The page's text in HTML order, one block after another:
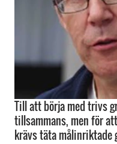
Till att börja med trivs
tillsammans, men för
krävs täta målinriktade